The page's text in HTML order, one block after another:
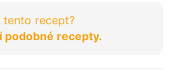
tento recept?
podobné recepty.